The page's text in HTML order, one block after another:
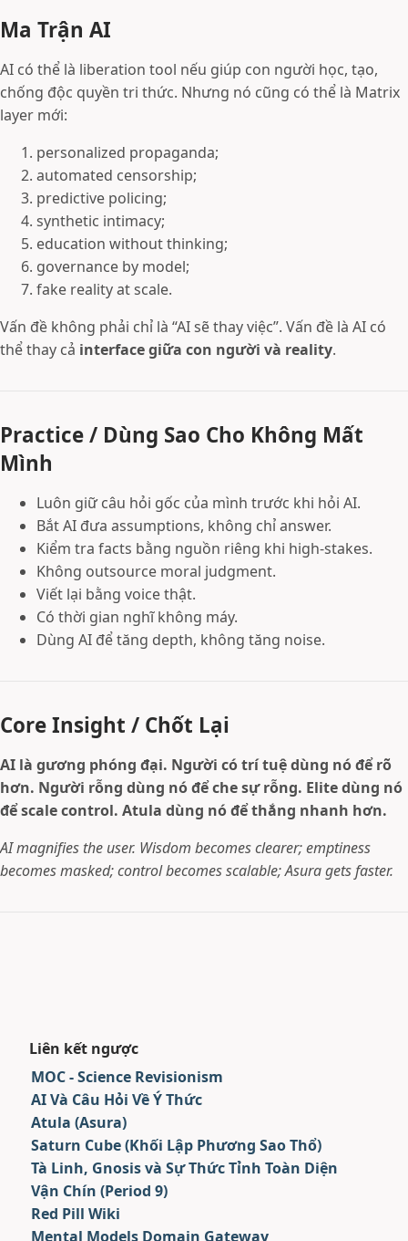
Ma Trận AI
AI có thể là liberation tool nếu giúp con người học, tạo,
chống độc quyền tri thức. Nhưng nó cũng có thể là Matrix
layer mới:
personalized propaganda;
automated censorship;
predictive policing;
synthetic intimacy;
education without thinking;
governance by model;
fake reality at scale.
Vấn đề không phải chỉ là “AI sẽ thay việc”. Vấn đề là AI có
thể thay cả interface giữa con người và reality.
Practice / Dùng Sao Cho Không Mất
Mình
Luôn giữ câu hỏi gốc của mình trước khi hỏi AI.
Bắt AI đưa assumptions, không chỉ answer.
Kiểm tra facts bằng nguồn riêng khi high-stakes.
Không outsource moral judgment.
Viết lại bằng voice thật.
Có thời gian nghĩ không máy.
Dùng AI để tăng depth, không tăng noise.
Core Insight / Chốt Lại
AI là gương phóng đại. Người có trí tuệ dùng nó để rõ
hơn. Người rỗng dùng nó để che sự rỗng. Elite dùng nó
để scale control. Atula dùng nó để thắng nhanh hơn.
AI magnifies the user. Wisdom becomes clearer; emptiness
becomes masked; control becomes scalable; Asura gets faster.
Liên kết ngược
MOC - Science Revisionism
AI Và Câu Hỏi Về Ý Thức
Atula (Asura)
Saturn Cube (Khối Lập Phương Sao Thổ)
Tà Linh, Gnosis và Sự Thức Tỉnh Toàn Diện
Vận Chín (Period 9)
Red Pill Wiki
Mental Models Domain Gateway